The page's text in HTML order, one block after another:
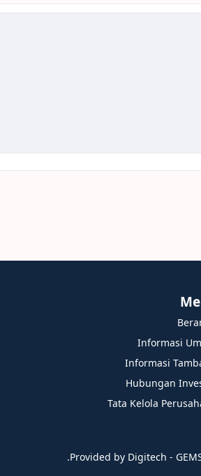
Informasi
Informasi
Hubungan
Tata Kelola
Provided by Digitech -